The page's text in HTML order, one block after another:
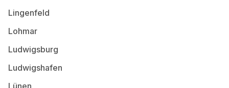
Lingenfeld
Lohmar
Ludwigsburg
Ludwigshafen
Lünen